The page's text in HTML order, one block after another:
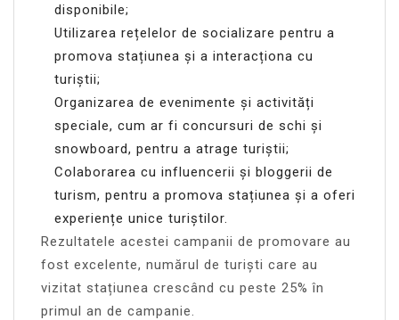
disponibile;
Utilizarea rețelelor de socializare pentru a
promova stațiunea și a interacționa cu
turiștii;
Organizarea de evenimente și activități
speciale, cum ar fi concursuri de schi și
snowboard, pentru a atrage turiștii;
Colaborarea cu influencerii și bloggerii de
turism, pentru a promova stațiunea și a oferi
experiențe unice turiștilor.
Rezultatele acestei campanii de promovare au
fost excelente, numărul de turiști care au
vizitat stațiunea crescând cu peste 25% în
primul an de campanie.